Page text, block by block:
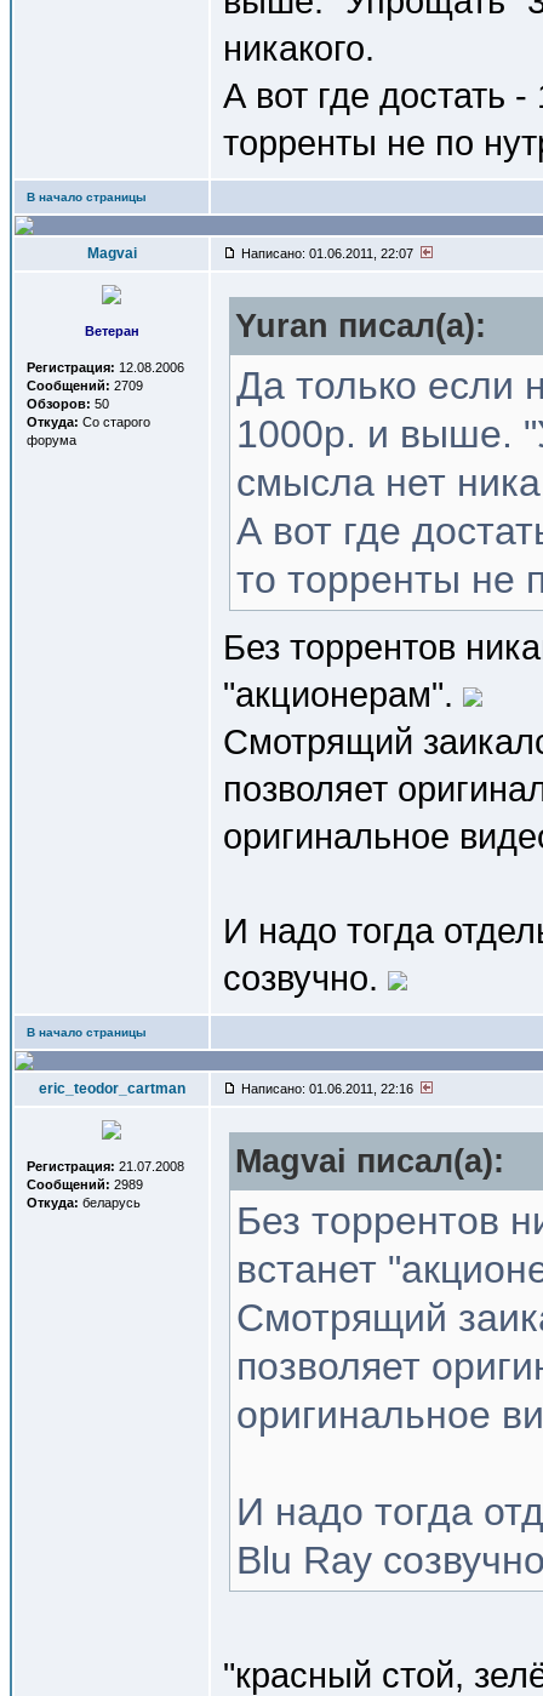
никакого.
А вот где достать
торренты не по
В начало страницы
Magvai Написано: 01.06.2011, 22:07
Ветеран
Регистрация: 12.08.2006
Сообщений: 2709
Обзоров: 50
Откуда: Со старого
форума
Yuran писал(a):
Да только если
1000р. и выше.
смысла нет
А вот где
то торренты не
Без торрентов
"акционерам".
Смотрящий
позволяет
оригинальное
И надо тогда
созвучно.
В начало страницы
eric_teodor_cartman Написано: 01.06.2011, 22:16
Регистрация: 21.07.2008
Сообщений: 2989
Откуда: беларусь
Magvai писал(a):
Без торрентов
встанет
Смотрящий
позволяет
оригинальное
И надо тогда
Blu Ray
"красный стой,